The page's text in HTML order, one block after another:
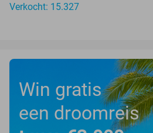
Verkocht: 15.327
Win gratis
een droomreis